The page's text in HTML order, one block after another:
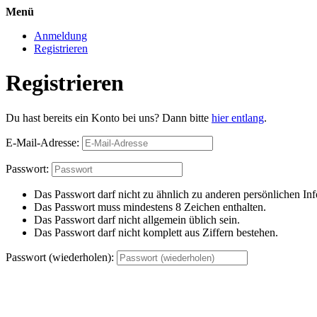
Menü
Anmeldung
Registrieren
Registrieren
Du hast bereits ein Konto bei uns? Dann bitte hier entlang.
E-Mail-Adresse:
Passwort:
Das Passwort darf nicht zu ähnlich zu anderen persönlichen
Das Passwort muss mindestens 8 Zeichen enthalten.
Das Passwort darf nicht allgemein üblich sein.
Das Passwort darf nicht komplett aus Ziffern bestehen.
Passwort (wiederholen):